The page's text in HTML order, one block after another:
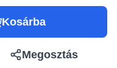
Kosárba
Megosztás